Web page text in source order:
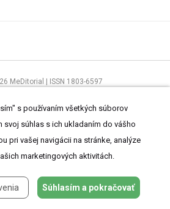
MeDitorial | ISSN 1803-6597
Zásady spracovania osobných údajov
s používaním všetkých súborov
svoj súhlas s ich ukladaním do vášho
pri vašej navigácii na stránke, analýze
marketingových aktivitách.
Súhlasím a pokračovať